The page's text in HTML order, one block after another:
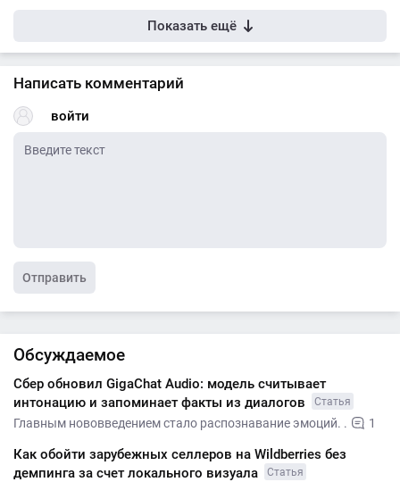
Показать ещё
Написать комментарий
войти
Отправить
Обсуждаемое
Сбер обновил GigaChat Audio: модель считывает
интонацию и запоминает факты из диалогов
Статья
Главным нововведением стало распознавание эмоций. . 1
Как обойти зарубежных селлеров на Wildberries без
демпинга за счет локального визуала
Статья